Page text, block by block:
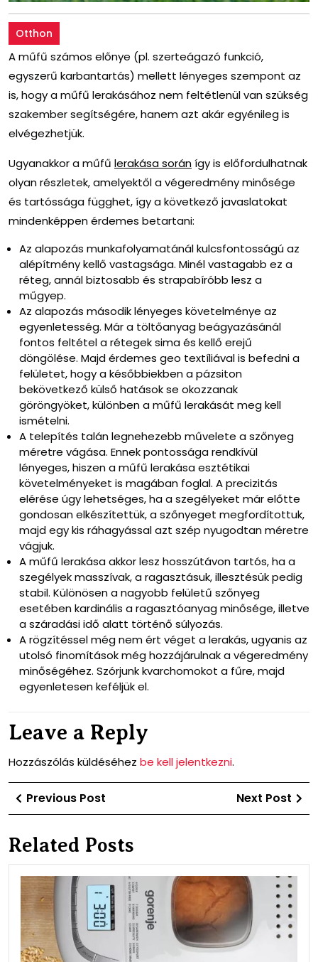
Otthon
A műfű számos előnye (pl. szerteágazó funkció,
egyszerű karbantartás) mellett lényeges szempont az
is, hogy a műfű lerakásához nem feltétlenül van szükség
szakember segítségére, hanem azt akár egyénileg is
elvégezhetjük.
Ugyanakkor a műfű lerakása soránígy is előfordulhatnak
olyan részletek, amelyektől a végeredmény minősége
és tartóssága függhet, így a következő javaslatokat
mindenképpen érdemes betartani:
Az alapozás munkafolyamatánál kulcsfontosságú az
alépítmény kellő vastagsága. Minél vastagabb ez a
réteg, annál biztosabb és strapabíróbb lesz a
műgyep.
Az alapozás második lényeges követelménye az
egyenletesség. Már a töltőanyag beágyazásánál
fontos feltétel a rétegek sima és kellő erejű
döngölése. Majd érdemes geo textíliával is befedni a
felületet, hogy a későbbiekben a pázsiton
bekövetkező külső hatások se okozzanak
göröngyöket, különben a műfű lerakását meg kell
ismételni.
A telepítés talán legnehezebb művelete a szőnyeg
méretre vágása. Ennek pontossága rendkívül
lényeges, hiszen a műfű lerakása esztétikai
követelményeket is magában foglal. A precizitás
elérése úgy lehetséges, ha a szegélyeket már előtte
gondosan elkészítettük, a szőnyeget megfordítottuk,
majd egy kis ráhagyással azt szép nyugodtan méretre
vágjuk.
A műfű lerakása akkor lesz hosszútávon tartós, ha a
szegélyek masszívak, a ragasztásuk, illesztésük pedig
stabil. Különösen a nagyobb felületű szőnyeg
esetében kardinális a ragasztóanyag minősége, illetve
a száradási idő alatt történő súlyozás.
A rögzítéssel még nem ért véget a lerakás, ugyanis az
utolsó finomítások még hozzájárulnak a végeredmény
minőségéhez. Szórjunk kvarchomokot a fűre, majd
egyenletesen keféljük el.
Leave a Reply
Hozzászólás küldéséhez be kell jelentkezni.
Bejegyzés
navigáció
Previous Post
Post
Next Post
Related Posts